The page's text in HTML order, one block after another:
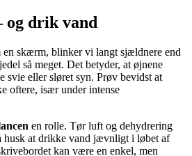
og drik vand
en skærm, blinker vi langt sjældnere end
så meget. Det betyder, at øjnene
svie eller sløret syn. Prøv bevidst at
oftere, især under intense
en rolle. Tør luft og dehydrering
husk at drikke vand jævnligt i løbet af
kan være en enkel, men